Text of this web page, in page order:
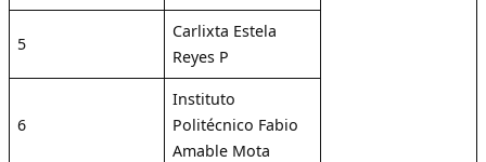
5
Carlixta Estela
Reyes P
6
Instituto
Politécnico Fabio
Amable Mota